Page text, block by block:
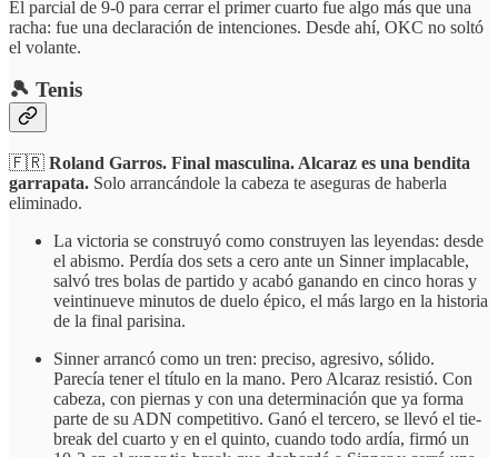
El parcial de 9-0 para cerrar el primer cuarto fue algo más que una
racha: fue una declaración de intenciones. Desde ahí, OKC no soltó
el volante.
🎾 Tenis
🇫🇷 Roland Garros. Final masculina. Alcaraz es una bendita
garrapata. Solo arrancándole la cabeza te aseguras de haberla
eliminado.
La victoria se construyó como construyen las leyendas: desde
el abismo. Perdía dos sets a cero ante un Sinner implacable,
salvó tres bolas de partido y acabó ganando en cinco horas y
veintinueve minutos de duelo épico, el más largo en la historia
de la final parisina.
Sinner arrancó como un tren: preciso, agresivo, sólido.
Parecía tener el título en la mano. Pero Alcaraz resistió. Con
cabeza, con piernas y con una determinación que ya forma
parte de su ADN competitivo. Ganó el tercero, se llevó el tie-
break del cuarto y en el quinto, cuando todo ardía, firmó un